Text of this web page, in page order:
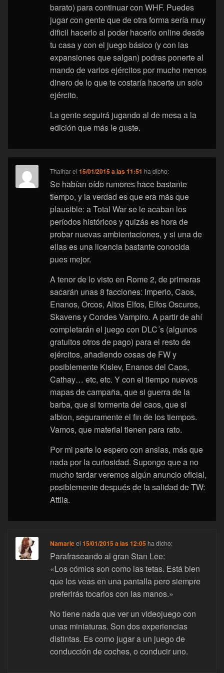
barato) para continuar con WHF. Puedes
jugar con gente que de otra forma sería muy
dificil hacerlo al poder hacerlo online desde
tu casa y con el juego básico (y con las
expansiones que salgan) podras ponerte al
mando de varios ejércitos por mucho menos
dinero de lo que te costaría hacerte un solo
ejército.
La gente seguirá jugando al de mesa a la
edición que más le guste.
Thalharel15/01/2015 a las 11:51 ha dicho:
Se habían oído rumores hace bastante
tiempo, y la verdad es que era más que
plausible: a Total War se le acaban los
períodos históricos y quizás es hora de
probar nuevas ambientaciones, y si una de
ellas es una licencia bastante conocida
pues mejor.
A tenor de lo visto en Rome 2, de primeras
sacarán unas 8 facciones: Imperio, Caos,
Enanos, Orcos, Altos Elfos, Elfos Oscuros,
Skavens y Condes Vampiro. A partir de ahí
completarán el juego con DLC´s (algunos
gratuitos otros de pago) para el resto de
ejércitos, añadiendo cosas de FW y
posiblemente Kislev, Enanos del Caos,
Cathay… etc, etc. Y con el tiempo nuevos
mapas de campaña, que si guerra de la
barba, que si tormenta del caos, que si
albion, seguramente el fin de los tiempos.
Vamos, que material tienen para rato.
Por mi parte lo espero con ansias, más que
nada por la curiosidad. Supongo que a no
mucho tardar veremos algún anuncio oficial,
posiblemente después de la salidad de TW:
Attila.
Namarieel15/01/2015 a las 12:05 ha dicho:
Parafraseando al gran Stan Lee:
«Los cómics son como las tetas. Está bien
que los veas en una pantalla pero siempre
preferirás tocarlos con las manos.»
No tiene nada que ver un videojuego con
unas miniaturas. Son dos experiencias
distintas. Es como jugar a un juego de
conducción de coches, o conducir uno.